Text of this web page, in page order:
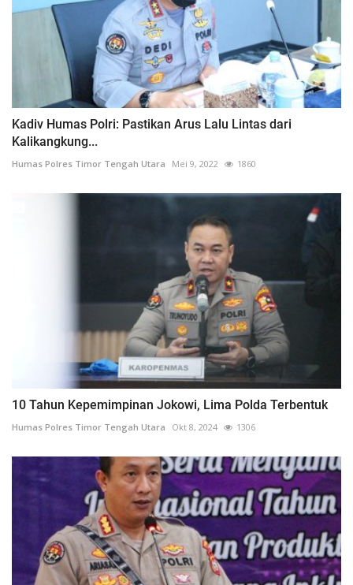
Kadiv Humas Polri: Pastikan Arus Lalu Lintas dari
Kalikangkung...
Humas Polres Timor Tengah Utara Mei 9, 2022 1860
10 Tahun Kepemimpinan Jokowi, Lima Polda Terbentuk
Humas Polres Timor Tengah Utara Okt 8, 2024 1306